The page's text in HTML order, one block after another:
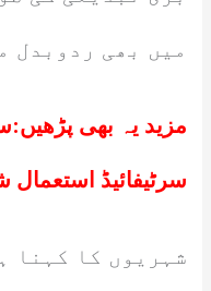
میں بھی ردوبدل
مزید یہ بھی پڑھیں:
سرٹیفائیڈ استعمال
شہریوں کا کہنا